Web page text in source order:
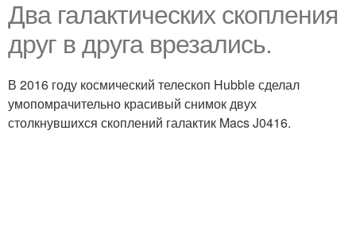
Два галактических скопления
друг в друга врезались.
В 2016 году космический телескоп Hubble сделал
умопомрачительно красивый снимок двух
столкнувшихся скоплений галактик Macs J0416.